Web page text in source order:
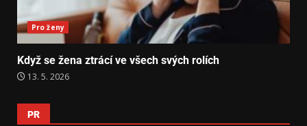
Pro ženy
Když se žena ztrácí ve všech svých rolích
13. 5. 2026
PR